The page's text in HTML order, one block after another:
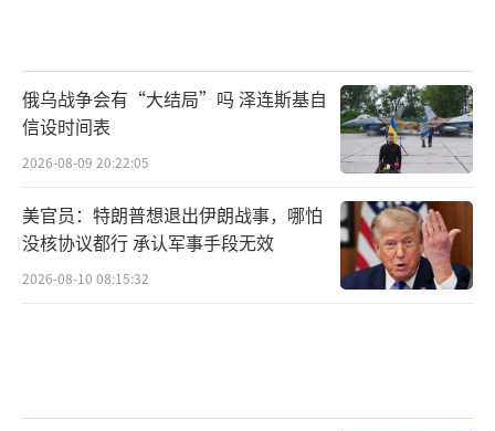
俄乌战争会有“大结局”吗 泽连斯基自
信设时间表
2026-08-09 20:22:05
美官员：特朗普想退出伊朗战事，哪怕
没核协议都行 承认军事手段无效
2026-08-10 08:15:32